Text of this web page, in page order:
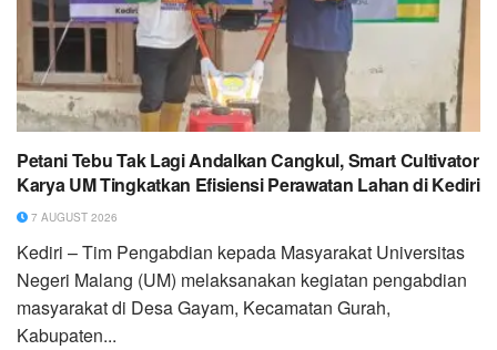
Petani Tebu Tak Lagi Andalkan Cangkul, Smart Cultivator
Karya UM Tingkatkan Efisiensi Perawatan Lahan di Kediri
7 AUGUST 2026
Kediri – Tim Pengabdian kepada Masyarakat Universitas
Negeri Malang (UM) melaksanakan kegiatan pengabdian
masyarakat di Desa Gayam, Kecamatan Gurah,
Kabupaten...